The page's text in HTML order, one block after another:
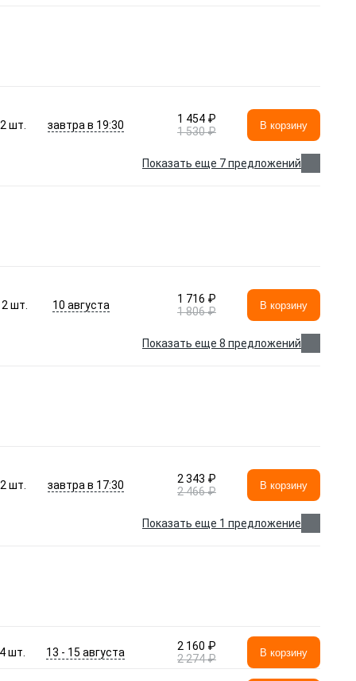
2шт. завтра в 19:30
1 454 ₽
1 530 ₽
В корзину
Показать еще 7 предложений
2шт. 10 августа
1 716 ₽
1 806 ₽
В корзину
Показать еще 8 предложений
2шт. завтра в 17:30
2 343 ₽
2 466 ₽
В корзину
Показать еще 1 предложение
шт. 13 - 15 августа
2 160 ₽
2 274 ₽
В корзину